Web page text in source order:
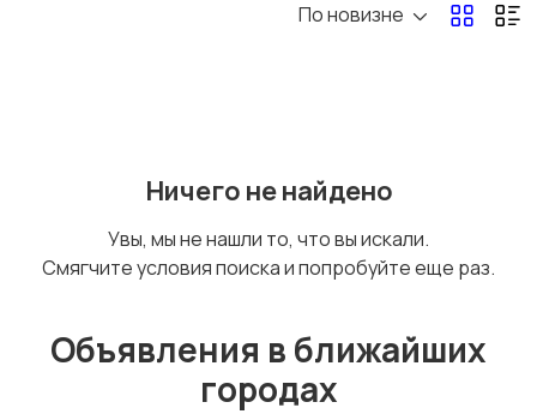
Музыкальные центры
портативное аудио
цифровое ТВ
ресиверы
По новизне
Ничего не найдено
Увы, мы не нашли то, что вы искали.
Смягчите условия поиска и попробуйте еще раз.
Объявления в ближайших
городах